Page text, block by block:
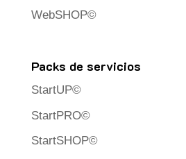
WebSHOP©
Packs de servicios
StartUP©
StartPRO©
StartSHOP©